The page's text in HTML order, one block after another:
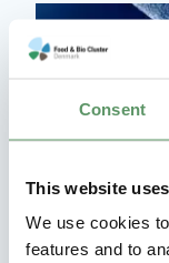
Consent
This website
We use cookies
features and to